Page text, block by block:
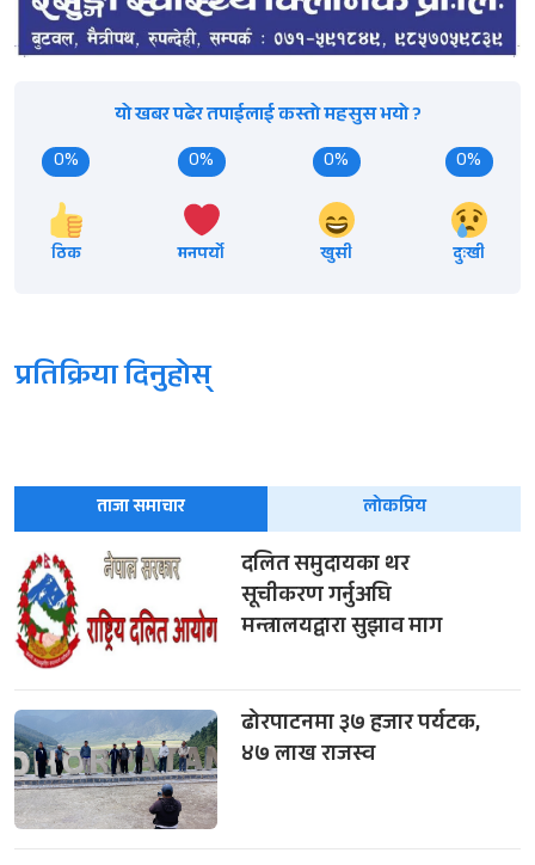
यो खबर पढेर तपाईलाई कस्तो महसुस भयो ?
0%
ठिक
0%
मनपर्यो
0%
खुसी
0%
दुःखी
प्रतिक्रिया दिनुहोस्
ताजा समाचार लोकप्रिय
दलित समुदायका थर
सूचीकरण गर्नुअघि
मन्त्रालयद्वारा सुझाव माग
ढोरपाटनमा ३७ हजार पर्यटक,
४७ लाख राजस्व